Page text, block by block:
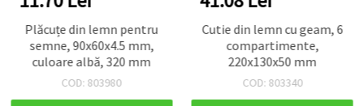
Plăcuțe din lemn pentru
semne, 90x60x4.5 mm,
culoare albă, 320 mm
COD: 803980
Cutie din lemn cu geam, 6
compartimente,
220x130x50 mm
COD: 803340